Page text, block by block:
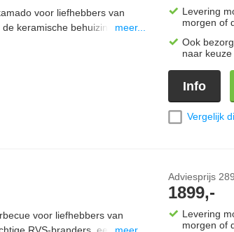
voor liefhebbers van
keramische behuizing wordt
meer...
Levering
morgen of
Ook
naar keuze
Info
Vergelijk
voor liefhebbers van
RVS-branders, een
Adviesprijs
1899,-
Levering
morgen of